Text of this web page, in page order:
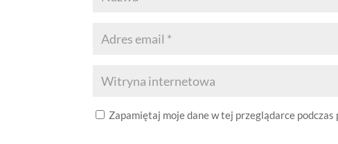
Zapamiętaj moje dane w tej przeglądarce